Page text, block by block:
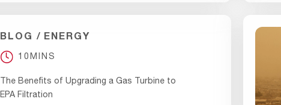
BLOG ENERGY
10MINS
The Benefits of Upgrading a Gas Turbine to
EPA Filtration